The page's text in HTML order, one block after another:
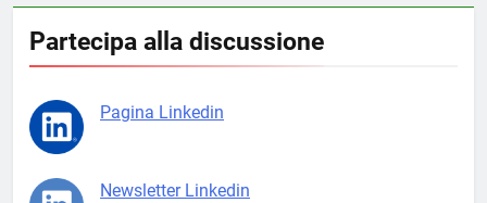
Partecipa alla discussione
Pagina Linkedin
Newsletter Linkedin